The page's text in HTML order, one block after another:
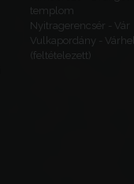
templom
Nyitragerencsér - Vár
Vulkapordány -
(feltételezett)